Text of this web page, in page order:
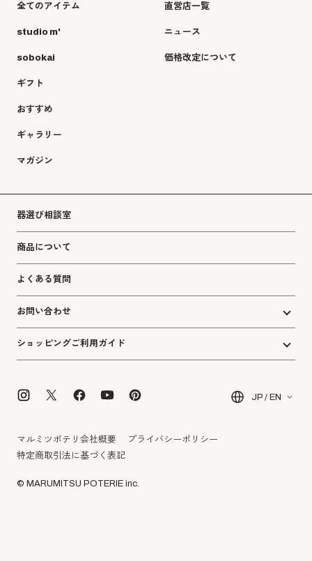
全てのアイテム
studio m'
sobokai
ギフト
おすすめ
ギャラリー
マガジン
直営店一覧
ニュース
価格改定について
器選び相談室
商品について
よくある質問
お問い合わせ
ショッピングご利用ガイド
JP / EN
マルミツポテリ会社概要
プライバシーポリシー
特定商取引法に基づく表記
© MARUMITSU POTERIE inc.